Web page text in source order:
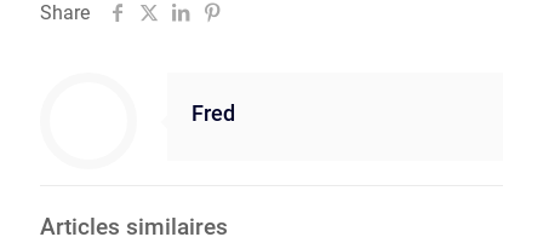
Share
Fred
Articles similaires